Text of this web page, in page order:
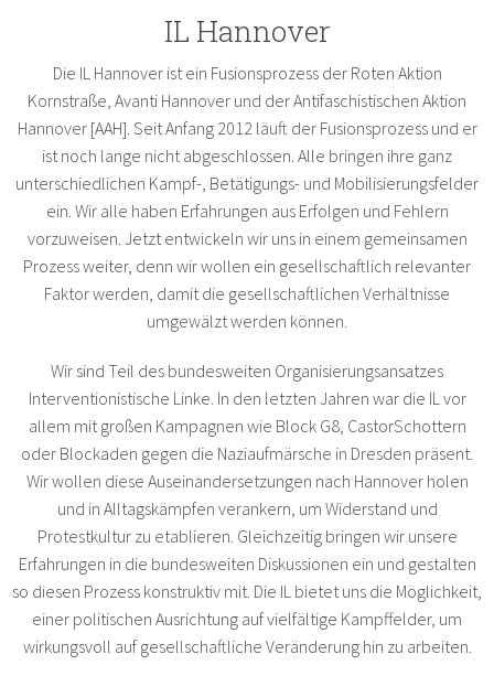
IL Hannover
Die IL Hannover ist ein Fusionsprozess der Roten Aktion
Kornstraße, Avanti Hannover und der Antifaschistischen Aktion
Hannover [AAH]. Seit Anfang 2012 läuft der Fusionsprozess und er
ist noch lange nicht abgeschlossen. Alle bringen ihre ganz
unterschiedlichen Kampf-, Betätigungs- und Mobilisierungsfelder
ein. Wir alle haben Erfahrungen aus Erfolgen und Fehlern
vorzuweisen. Jetzt entwickeln wir uns in einem gemeinsamen
Prozess weiter, denn wir wollen ein gesellschaftlich relevanter
Faktor werden, damit die gesellschaftlichen Verhältnisse
umgewälzt werden können.
Wir sind Teil des bundesweiten Organisierungsansatzes
Interventionistische Linke. In den letzten Jahren war die IL vor
allem mit großen Kampagnen wie Block G8, CastorSchottern
oder Blockaden gegen die Naziaufmärsche in Dresden präsent.
Wir wollen diese Auseinandersetzungen nach Hannover holen
und in Alltagskämpfen verankern, um Widerstand und
Protestkultur zu etablieren. Gleichzeitig bringen wir unsere
Erfahrungen in die bundesweiten Diskussionen ein und gestalten
so diesen Prozess konstruktiv mit. Die IL bietet uns die Möglichkeit,
einer politischen Ausrichtung auf vielfältige Kampffelder, um
wirkungsvoll auf gesellschaftliche Veränderung hin zu arbeiten.